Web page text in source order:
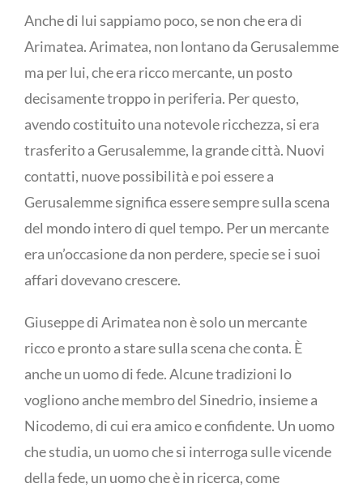
Anche di lui sappiamo poco, se non che era di
Arimatea. Arimatea, non lontano da Gerusalemme
ma per lui, che era ricco mercante, un posto
decisamente troppo in periferia. Per questo,
avendo costituito una notevole ricchezza, si era
trasferito a Gerusalemme, la grande città. Nuovi
contatti, nuove possibilità e poi essere a
Gerusalemme significa essere sempre sulla scena
del mondo intero di quel tempo. Per un mercante
era un’occasione da non perdere, specie se i suoi
affari dovevano crescere.
Giuseppe di Arimatea non è solo un mercante
ricco e pronto a stare sulla scena che conta. È
anche un uomo di fede. Alcune tradizioni lo
vogliono anche membro del Sinedrio, insieme a
Nicodemo, di cui era amico e confidente. Un uomo
che studia, un uomo che si interroga sulle vicende
della fede, un uomo che è in ricerca, come